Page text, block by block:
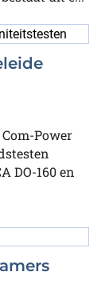
Power
DO-160 en